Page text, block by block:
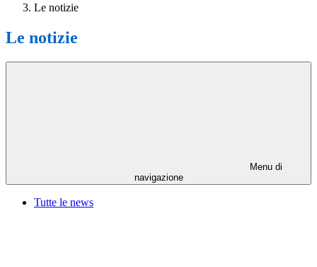
Le notizie
Le notizie
Menu di
navigazione
Tutte le news